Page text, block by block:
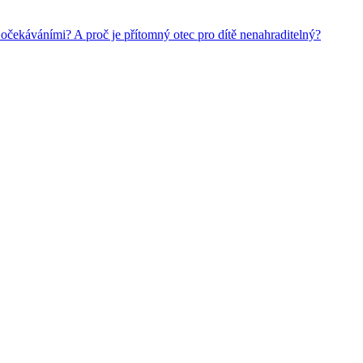
A proč je přítomný otec pro dítě nenahraditelný?